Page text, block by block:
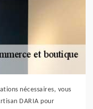
nécessaires, vous
DARIA pour